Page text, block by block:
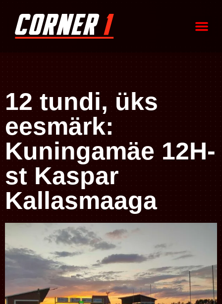
12 tundi, üks
eesmärk:
Kuningamäe 12H-
st Kaspar
Kallasmaaga